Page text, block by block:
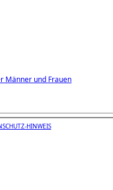
Männer und Frauen
HINWEIS